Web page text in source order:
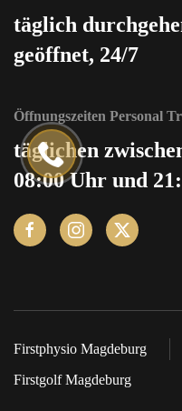
täglich
geöffnet, 24/7
Öffnungszeiten Personal
täglichen
08:00 Uhr und
Firstphysio Magdeburg
Firstgolf Magdeburg